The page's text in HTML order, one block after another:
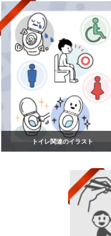
トイレ関連のイラスト